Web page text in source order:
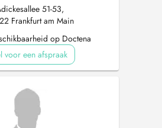
51-53,
Frankfurt am Main
op Doctena
voor een afspraak